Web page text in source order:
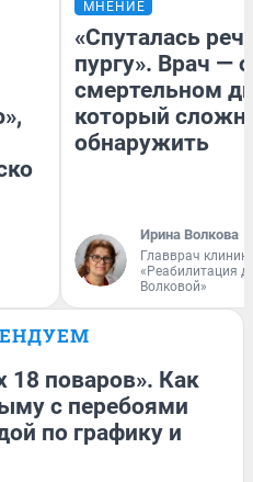
МНЕНИЕ
«Спуталась
пургу». Врач — о
смертельном
который
обнаружить
Ирина Волкова
Главврач
«Реабилитация
Волковой»
поваров». Как
с перебоями
по графику и